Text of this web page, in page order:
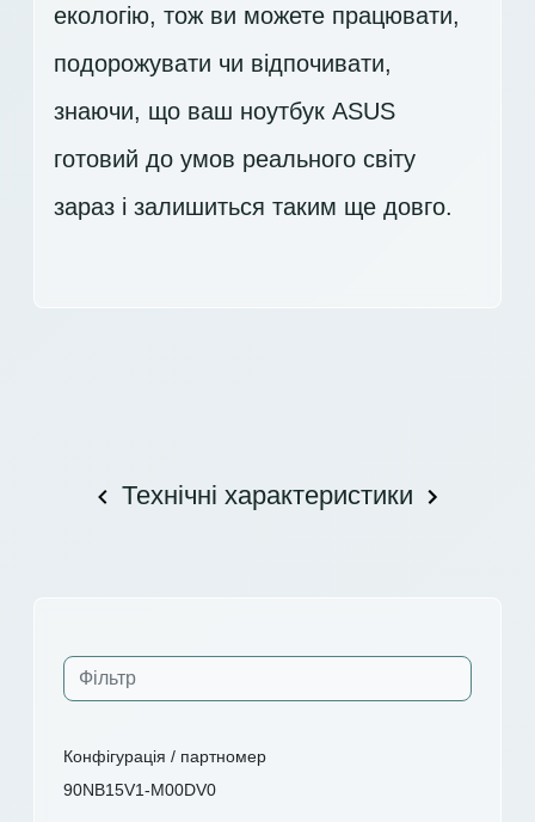
екологію, тож ви можете працювати,
подорожувати чи відпочивати,
знаючи, що ваш ноутбук ASUS
готовий до умов реального світу
зараз і залишиться таким ще довго.
Технічні характеристики
Конфігурація / партномер
90NB15V1-M00DV0